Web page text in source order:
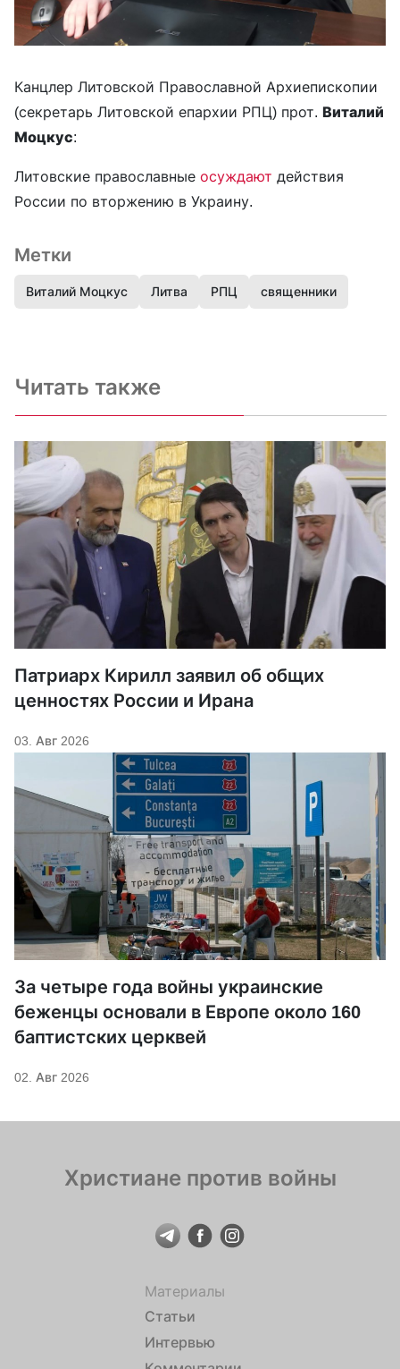
Канцлер Литовской Православной Архиепископии
(секретарь Литовской епархии РПЦ) прот. Виталий
Моцкус:
Литовские православные осуждают действия
России по вторжению в Украину.
Метки
Виталий Моцкус Литва РПЦ священники
Читать также
Патриарх Кирилл заявил об общих
ценностях России и Ирана
03. Авг 2026
За четыре года войны украинские
беженцы основали в Европе около 160
баптистских церквей
02. Авг 2026
Христиане против войны
Материалы
Статьи
Интервью